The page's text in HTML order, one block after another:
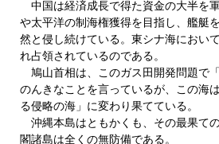
中国は経済成長で得た資金の大半を
や太平洋の制海権獲得を目指し、艦艇
然と侵し続けている。東シナ海におい
れ占領されているのである。
鳩山首相は、このガス田開発問題で
のんきなことを言っているが、この海
る侵略の海」に変わり果てている。
沖縄本島はともかくも、その最果て
閣諸島は全くの無防備である。